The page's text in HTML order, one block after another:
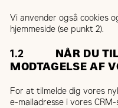
Vi anvender også cookies
hjemmeside (se punkt 2).
1.2 NÅR DU
MODTAGELSE AF
For at tilmelde dig vores
e-mailadresse i vores